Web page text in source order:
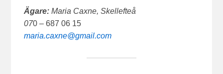
Ägare:Maria Caxne, Skellefteå
070 – 687 06 15
maria.caxne@gmail.com